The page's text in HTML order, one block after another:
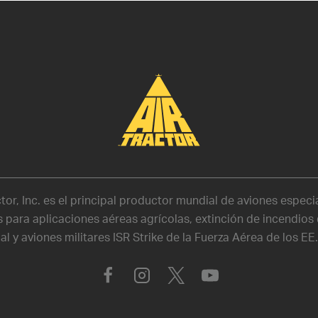
Inc. es el principal productor mundial de aviones
para aplicaciones aéreas agrícolas, extinción de incendios
y aviones militares ISR Strike de la Fuerza Aérea de los EE.